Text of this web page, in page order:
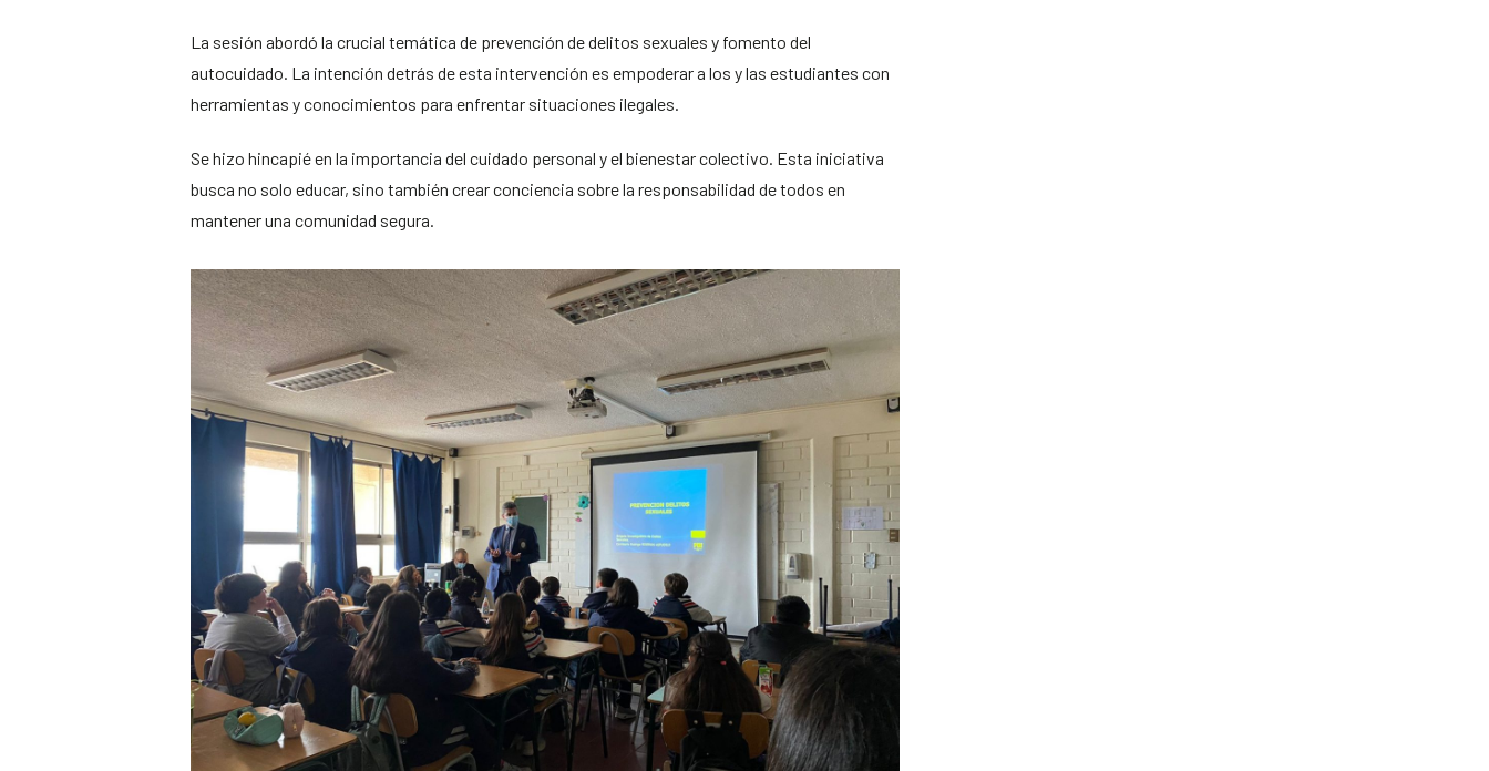
La sesión abordó la crucial temática de prevención de delitos sexuales y fomento del
autocuidado. La intención detrás de esta intervención es empoderar a los y las estudiantes con
herramientas y conocimientos para enfrentar situaciones ilegales.
Se hizo hincapié en la importancia del cuidado personal y el bienestar colectivo. Esta iniciativa
busca no solo educar, sino también crear conciencia sobre la responsabilidad de todos en
mantener una comunidad segura.